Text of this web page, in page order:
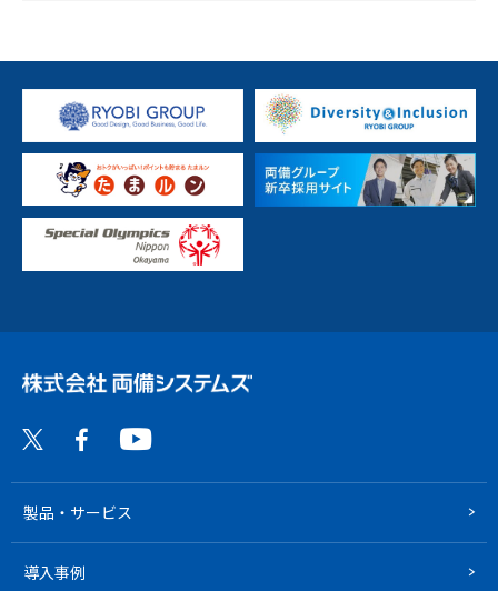
製品・サービス
導入事例